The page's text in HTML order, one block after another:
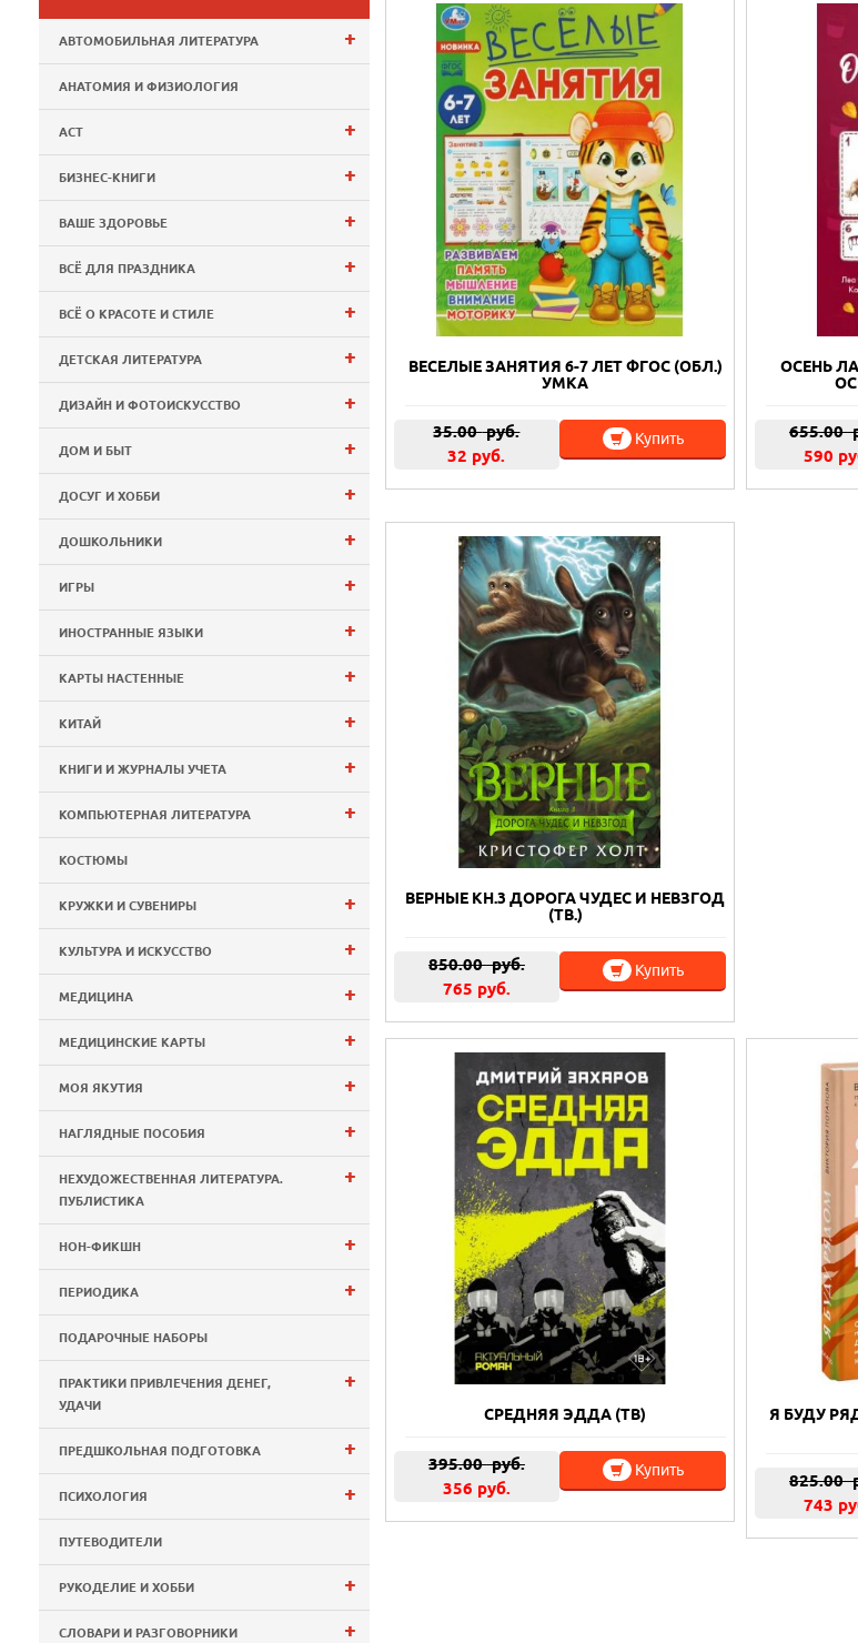
+
АВТОМОБИЛЬНАЯ ЛИТЕРАТУРА
АНАТОМИЯ И ФИЗИОЛОГИЯ
+
АСТ
+
БИЗНЕС-КНИГИ
+
ВАШЕ ЗДОРОВЬЕ
+
ВСЁ ДЛЯ ПРАЗДНИКА
+
ВСЁ О КРАСОТЕ И СТИЛЕ
+
ДЕТСКАЯ ЛИТЕРАТУРА
+
ДИЗАЙН И ФОТОИСКУССТВО
+
ДОМ И БЫТ
+
ДОСУГ И ХОББИ
+
ДОШКОЛЬНИКИ
+
ИГРЫ
+
ИНОСТРАННЫЕ ЯЗЫКИ
+
КАРТЫ НАСТЕННЫЕ
+
КИТАЙ
+
КНИГИ И ЖУРНАЛЫ УЧЕТА
+
КОМПЬЮТЕРНАЯ ЛИТЕРАТУРА
КОСТЮМЫ
+
КРУЖКИ И СУВЕНИРЫ
+
КУЛЬТУРА И ИСКУССТВО
+
МЕДИЦИНА
+
МЕДИЦИНСКИЕ КАРТЫ
+
МОЯ ЯКУТИЯ
+
НАГЛЯДНЫЕ ПОСОБИЯ
+
НЕХУДОЖЕСТВЕННАЯ ЛИТЕРАТУРА.
ПУБЛИСТИКА
+
НОН-ФИКШН
+
ПЕРИОДИКА
ПОДАРОЧНЫЕ НАБОРЫ
+
ПРАКТИКИ ПРИВЛЕЧЕНИЯ ДЕНЕГ,
УДАЧИ
+
ПРЕДШКОЛЬНАЯ ПОДГОТОВКА
+
ПСИХОЛОГИЯ
ПУТЕВОДИТЕЛИ
+
РУКОДЕЛИЕ И ХОББИ
+
СЛОВАРИ И РАЗГОВОРНИКИ
ВЕСЕЛЫЕ ЗАНЯТИЯ 6-7 ЛЕТ ФГОС (ОБЛ.)
УМКА
35.00руб.
32 руб.
Купить
ОСЕНЬ
655.00
590
ВЕРНЫЕ КН.3 ДОРОГА ЧУДЕС И НЕВЗГОД
(ТВ.)
850.00руб.
765 руб.
Купить
СРЕДНЯЯ ЭДДА (ТВ)
395.00руб.
356 руб.
Купить
Я БУДУ
825.00
743